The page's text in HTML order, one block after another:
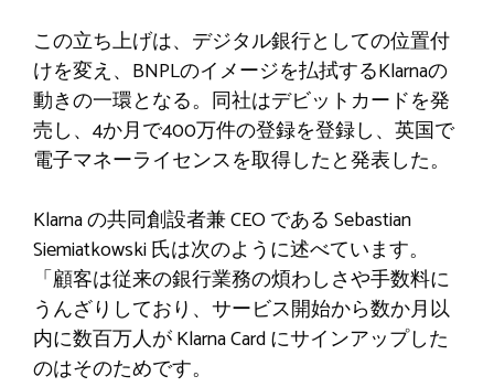
この立ち上げは、デジタル銀行としての位置付
けを変え、BNPLのイメージを払拭するKlarnaの
動きの一環となる。同社はデビットカードを発
売し、4か月で400万件の登録を登録し、英国で
電子マネーライセンスを取得したと発表した。
Klarna の共同創設者兼 CEO である Sebastian
Siemiatkowski 氏は次のように述べています。
「顧客は従来の銀行業務の煩わしさや手数料に
うんざりしており、サービス開始から数か月以
内に数百万人が Klarna Card にサインアップした
のはそのためです。